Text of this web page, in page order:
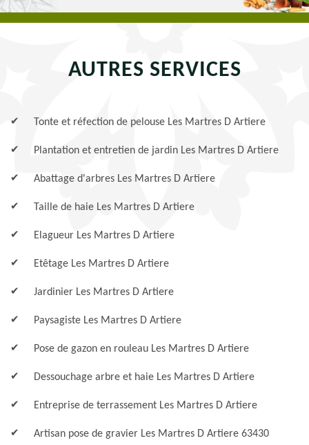
AUTRES SERVICES
Tonte et réfection de pelouse Les Martres D Artiere
Plantation et entretien de jardin Les Martres D Artiere
Abattage d'arbres Les Martres D Artiere
Taille de haie Les Martres D Artiere
Elagueur Les Martres D Artiere
Etêtage Les Martres D Artiere
Jardinier Les Martres D Artiere
Paysagiste Les Martres D Artiere
Pose de gazon en rouleau Les Martres D Artiere
Dessouchage arbre et haie Les Martres D Artiere
Entreprise de terrassement Les Martres D Artiere
Artisan pose de gravier Les Martres D Artiere 63430